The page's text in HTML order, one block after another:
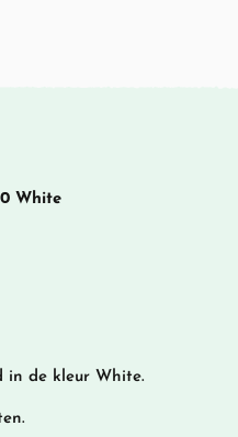
White
in de kleur White.